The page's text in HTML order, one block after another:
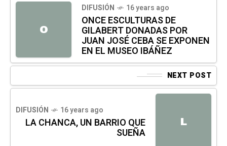
O
DIFUSIÓN 16 years ago
ONCE ESCULTURAS DE
GILABERT DONADAS POR
JUAN JOSÉ CEBA SE EXPONEN
EN EL MUSEO IBÁÑEZ
NEXT POST
L
DIFUSIÓN 16 years ago
LA CHANCA, UN BARRIO QUE
SUEÑA